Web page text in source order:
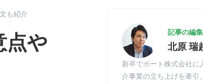
も紹介
点や
記事の編
北原 瑞
新卒でポート株式会社に
介事業の立ち上げを牽引